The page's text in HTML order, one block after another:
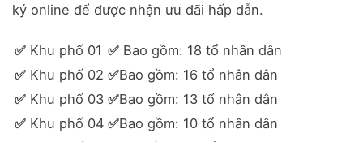
ký online để được nhận ưu đãi hấp dẫn.
✅ Khu phố 01 ✅ Bao gồm: 18 tổ nhân dân
✅ Khu phố 02 ✅Bao gồm: 16 tổ nhân dân
✅ Khu phố 03 ✅Bao gồm: 13 tổ nhân dân
✅ Khu phố 04 ✅Bao gồm: 10 tổ nhân dân